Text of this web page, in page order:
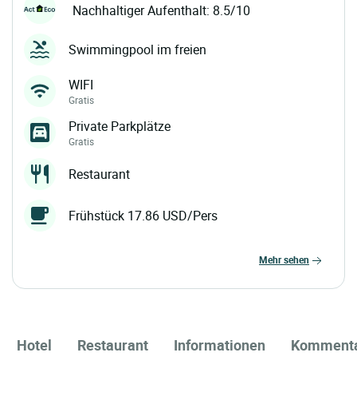
Nachhaltiger Aufenthalt: 8.5/10
Swimmingpool im freien
WIFI
Gratis
Private Parkplätze
Gratis
Restaurant
Frühstück 17.86 USD/Pers
mehr sehen
Hotel Restaurant Informationen